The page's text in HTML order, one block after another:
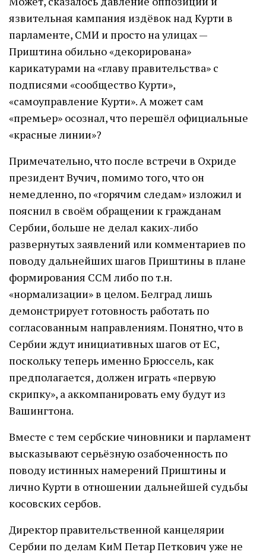
язвительная кампания издёвок над Курти в
парламенте, СМИ и просто на улицах —
Приштина обильно «декорирована»
карикатурами на «главу правительства» с
подписями «сообщество Курти»,
«самоуправление Курти». А может сам
«премьер» осознал, что перешёл официальные
«красные линии»?
Примечательно, что после встречи в Охриде
президент Вучич, помимо того, что он
немедленно, по «горячим следам» изложил и
пояснил в своём обращении к гражданам
Сербии, больше не делал каких-либо
развернутых заявлений или комментариев по
поводу дальнейших шагов Приштины в плане
формирования ССМ либо по т.н.
«нормализации» в целом. Белград лишь
демонстрирует готовность работать по
согласованным направлениям. Понятно, что в
Сербии ждут инициативных шагов от ЕС,
поскольку теперь именно Брюссель, как
предполагается, должен играть «первую
скрипку», а аккомпанировать ему будут из
Вашингтона.
Вместе с тем сербские чиновники и парламент
высказывают серьёзную озабоченность по
поводу истинных намерений Приштины и
лично Курти в отношении дальнейшей судьбы
косовских сербов.
Директор правительственной канцелярии
Сербии по делам КиМ Петар Петкович уже не